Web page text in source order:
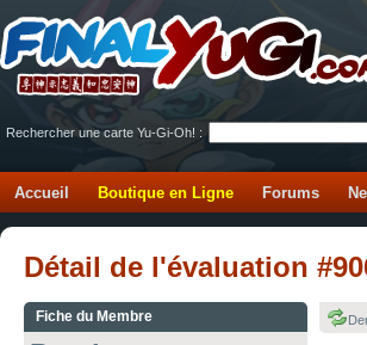
Rechercher une carte Yu-Gi-Oh! :
Accueil Boutique en Ligne Forums
Détail de l'évaluation
Fiche du Membre